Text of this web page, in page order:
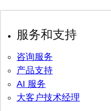
服务和支持
咨询服务
产品支持
AI 服务
大客户技术经理